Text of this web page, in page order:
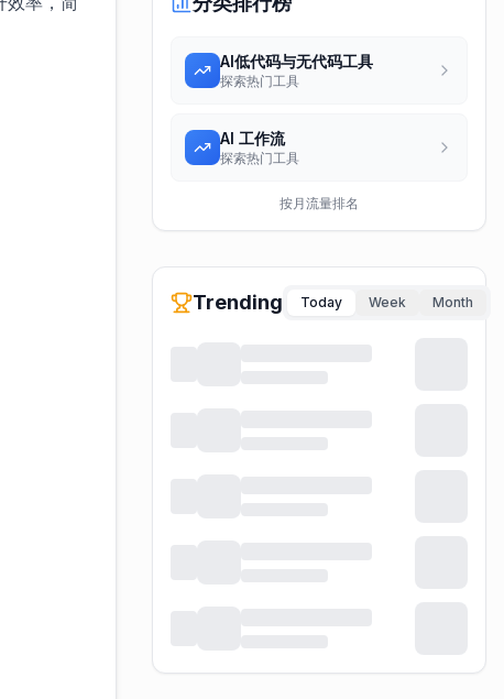
AI低代码与无代码工具
探索热门工具
AI 工作流
探索热门工具
按月流量排名
Trending Today Week Month